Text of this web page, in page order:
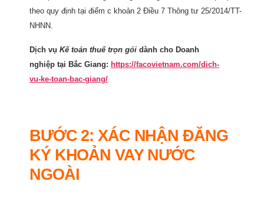
theo quy định tại điểm c khoản 2 Điều 7 Thông tư 25/2014/TT-
NHNN.
Dịch vụ Kế toán thuế trọn gói dành cho Doanh
nghiệp tại Bắc Giang: https://facovietnam.com/dich-
vu-ke-toan-bac-giang/
BƯỚC 2: XÁC NHẬN ĐĂNG
KÝ KHOẢN VAY NƯỚC
NGOÀI